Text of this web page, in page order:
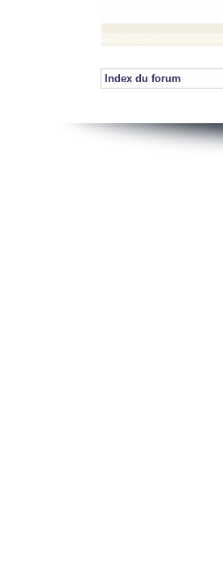
Index du forum